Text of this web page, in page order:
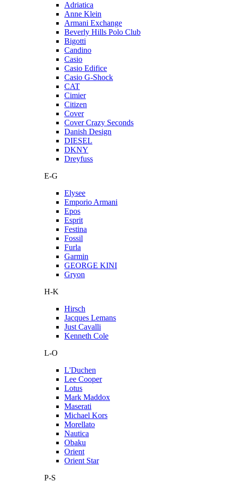
Adriatica
Anne Klein
Armani Exchange
Beverly Hills Polo Club
Bigotti
Candino
Casio
Casio Edifice
Casio G-Shock
CAT
Cimier
Citizen
Cover
Cover Crazy Seconds
Danish Design
DIESEL
DKNY
Dreyfuss
E-G
Elysee
Emporio Armani
Epos
Esprit
Festina
Fossil
Furla
Garmin
GEORGE KINI
Gryon
H-K
Hirsch
Jacques Lemans
Just Cavalli
Kenneth Cole
L-O
L'Duchen
Lee Cooper
Lotus
Mark Maddox
Maserati
Michael Kors
Morellato
Nautica
Obaku
Orient
Orient Star
P-S